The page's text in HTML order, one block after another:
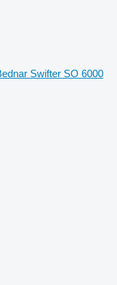
Swifter SO 6000